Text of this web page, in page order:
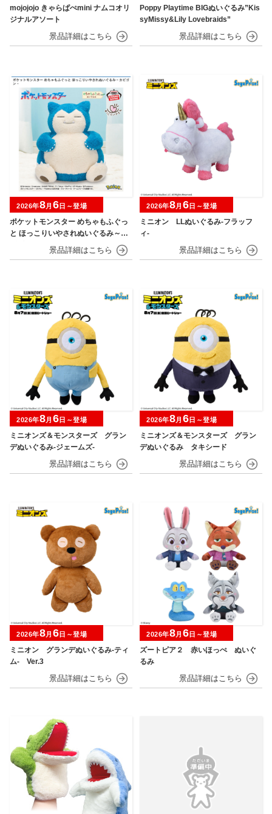
mojojojo きゃらぱぺmini ナムコオリ
ジナルアソート
Poppy Playtime BIGぬいぐるみ”Kis
syMissy&Lily Lovebraids”
ポケットモンスター めちゃもふぐっ
と ほっこりいやされぬいぐるみ～カ
2026年8月 6日～登場
ミニオン LLぬいぐるみ‐フラッフ
ィ‐
2026年8月 6日～登場
ミニオンズ＆モンスターズ グラン
デぬいぐるみ‐ジェームズ‐
2026年8月 6 日～登場
ミニオンズ＆モンスターズ グラン
デぬいぐるみ タキシード
2026年8月 6 日～登場
ミニオン グランデぬいぐるみ‐ティ
ム‐ Ver.3
2026年8月 6日～登場
ズートピア２ 赤いほっぺ ぬいぐ
るみ
2026年8月 6日～登場